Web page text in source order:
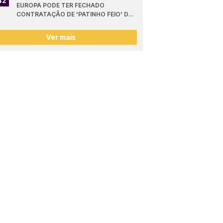
EUROPA PODE TER FECHADO
CONTRATAÇÃO DE 'PATINHO FEIO' DO
Ver mais